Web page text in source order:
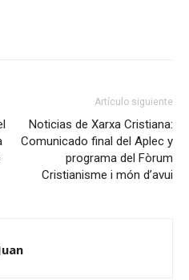
Artículo siguiente
Noticias de Xarxa Cristiana:
Comunicado final del Aplec y
programa del Fòrum
Cristianisme i món d’avui